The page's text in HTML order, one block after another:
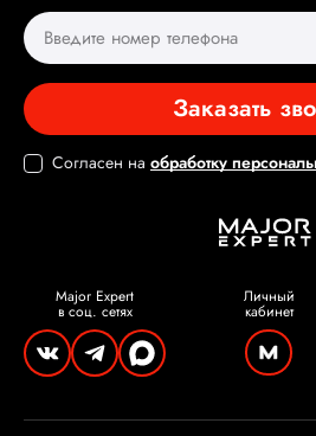
Заказать
Согласен на обработку
Major Expert
в соц. сетях
Личный
кабинет